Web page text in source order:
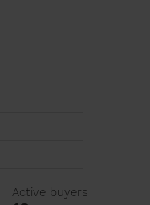
Active buyers